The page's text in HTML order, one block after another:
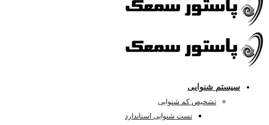
سیستم شنوایی
تشخیص کم شنوایی
تست شنوایی استاندارد